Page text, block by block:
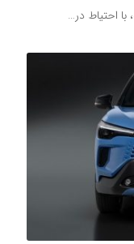
احتیاط در…